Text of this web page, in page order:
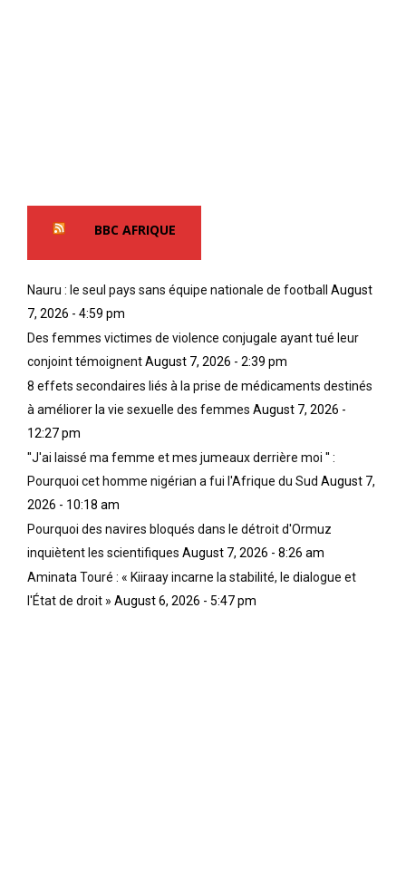
BBC AFRIQUE
Nauru : le seul pays sans équipe nationale de football
August
7, 2026 - 4:59 pm
Des femmes victimes de violence conjugale ayant tué leur
conjoint témoignentAugust 7, 2026 - 2:39 pm
8 effets secondaires liés à la prise de médicaments destinés
à améliorer la vie sexuelle des femmes August 7, 2026 -
12:27 pm
''J'ai laissé ma femme et mes jumeaux derrière moi '' :
Pourquoi cet homme nigérian a fui l'Afrique du Sud August 7,
2026 - 10:18 am
Pourquoi des navires bloqués dans le détroit d'Ormuz
inquiètent les scientifiques August 7, 2026 - 8:26 am
Aminata Touré : « Kiiraay incarne la stabilité, le dialogue et
l'État de droit » August 6, 2026 - 5:47 pm